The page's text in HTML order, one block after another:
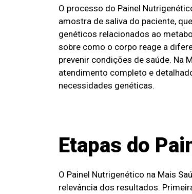
O processo do Painel
amostra de saliva do paciente,
genéticos relacionados ao
sobre como o corpo reage a
prevenir condições de saúde. Na
atendimento completo e
necessidades genéticas.
Etapas do
O Painel Nutrigenético na Mais
relevância dos resultados.